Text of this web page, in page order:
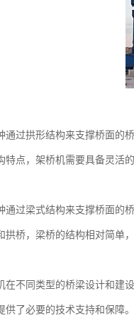
拱形结构来支撑桥面的桥
特点，架桥机需要具备灵活
梁式结构来支撑桥面的桥
拱桥，梁桥的结构相对简单
同类型的桥梁设计和建设
供了必要的技术支持和保障